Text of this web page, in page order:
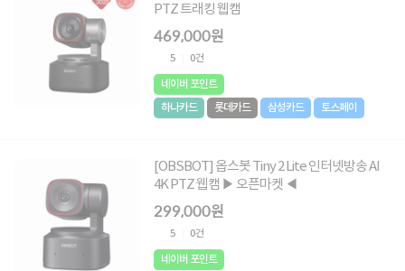
PTZ 트래킹 웹캠
469,000원
5 0건
네이버 포인트
하나카드
롯데카드 삼성카드 토스페이
[OBSBOT] 옵스봇 Tiny 2 Lite 인터넷방송 AI
4K PTZ 웹캠 ▶ 오픈마켓 ◀
299,000원
5 0건
네이버 포인트